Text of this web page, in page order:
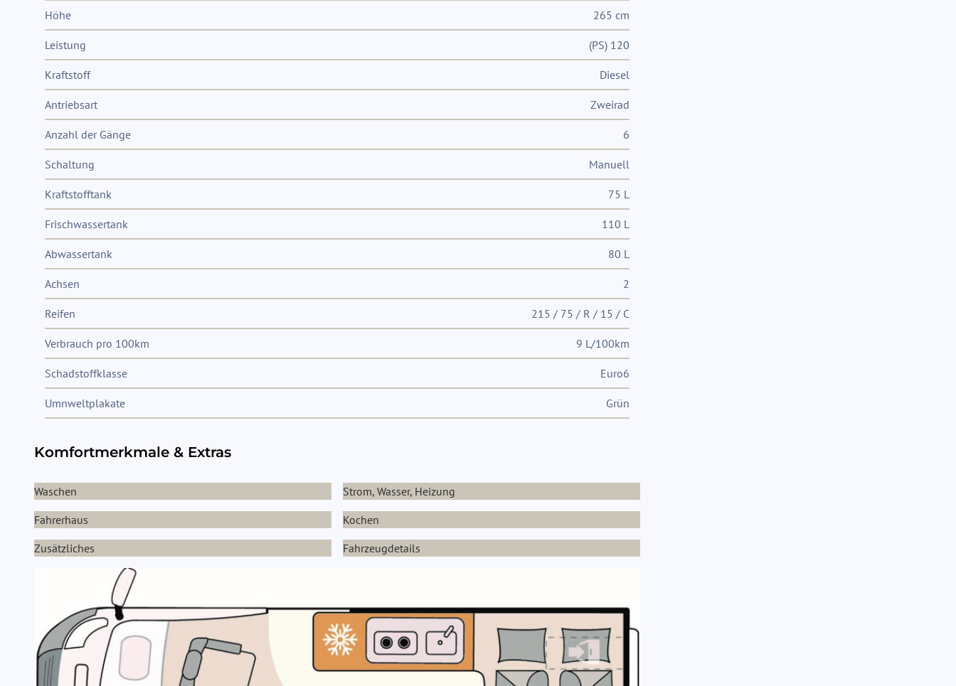
Höhe 265 cm
Leistung (PS) 120
Kraftstoff Diesel
Antriebsart Zweirad
Anzahl der Gänge 6
Schaltung Manuell
Kraftstofftank 75 L
Frischwassertank 110 L
Abwassertank 80 L
Achsen 2
Reifen 215 / 75 / R / 15 / C
Verbrauch pro 100km 9 L/100km
Schadstoffklasse Euro6
Umnweltplakate Grün
Komfortmerkmale & Extras
Waschen
Strom, Wasser, Heizung
Fahrerhaus
Kochen
Zusätzliches
Fahrzeugdetails